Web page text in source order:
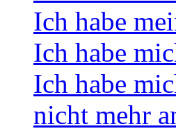
Ich habe
Ich habe
Ich habe
nicht mehr